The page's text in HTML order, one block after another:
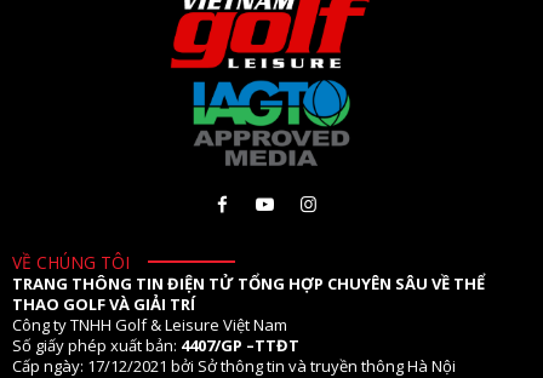
VỀ CHÚNG TÔI
TRANG THÔNG TIN ĐIỆN TỬ TỔNG HỢP CHUYÊN SÂU VỀ THỂ
THAO GOLF VÀ GIẢI TRÍ
Công ty TNHH Golf & Leisure Việt Nam
Số giấy phép xuất bản: 4407/GP –TTĐT
Cấp ngày: 17/12/2021 bởi Sở thông tin và truyền thông Hà Nội